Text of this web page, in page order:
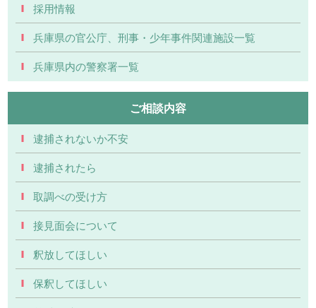
採用情報
兵庫県の官公庁、刑事・少年事件関連施設一覧
兵庫県内の警察署一覧
ご相談内容
逮捕されないか不安
逮捕されたら
取調べの受け方
接見面会について
釈放してほしい
保釈してほしい